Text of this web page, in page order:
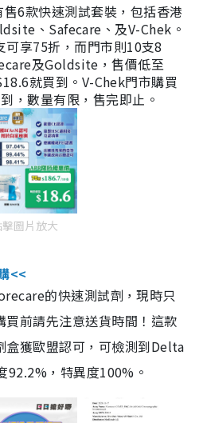
6款快速測試套裝，包括香港
、Safecare、及V-Chek。
享75折，而門市則10支8
及Goldsite，售價低至
就買到。V-Chek門市購買
，數量有限，售完即止。
擊圖片放大
<<
的快速測試劑，現時只
前請先注意送貨時間！這款
盒獲歐盟認可，可檢測到Delta
，特異度100%。